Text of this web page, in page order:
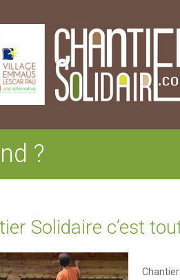
?
Solidaire c’est